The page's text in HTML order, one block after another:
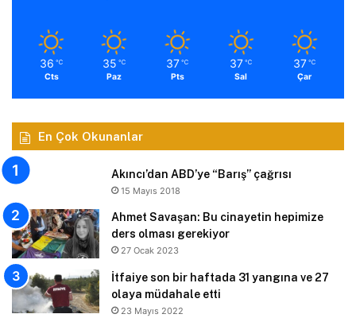
36 ℃
Cts
35 ℃
Paz
37 ℃
Pts
37 ℃
Sal
37 ℃
Çar
En Çok Okunanlar
Akıncı’dan ABD’ye “Barış” çağrısı
15 Mayıs 2018
Ahmet Savaşan: Bu cinayetin hepimize
ders olması gerekiyor
27 Ocak 2023
İtfaiye son bir haftada 31 yangına ve 27
olaya müdahale etti
23 Mayıs 2022